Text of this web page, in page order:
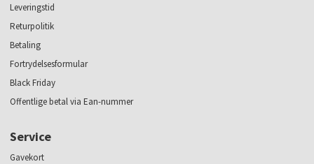
Leveringstid
Returpolitik
Betaling
Fortrydelsesformular
Black Friday
Offentlige betal via Ean-nummer
Service
Gavekort